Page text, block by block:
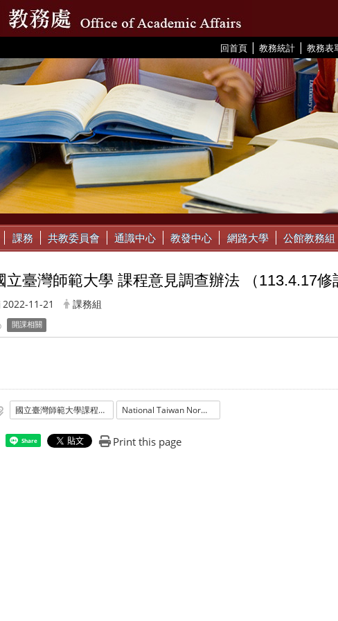
回首頁 | 教務統計 | 教務表
課務 共教委員會 通識中心 教發中心 網路大學 公館教務組
立臺灣師範大學 課程意見調查辦法 （113.4.17修
2022-11-21 課務組
開課相關
國立臺灣師範大學課程意見調查辦法 National Taiwan Normal University Course Evaluation Survey Regulations
Share Print this page